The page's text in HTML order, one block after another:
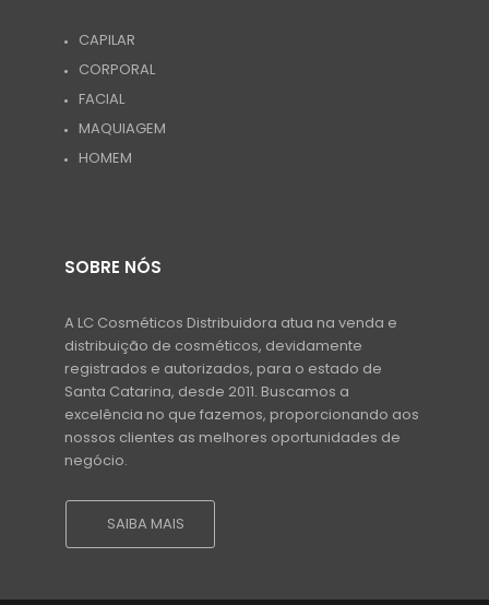
CAPILAR
CORPORAL
FACIAL
MAQUIAGEM
HOMEM
SOBRE NÓS
A LC Cosméticos Distribuidora atua na venda e
distribuição de cosméticos, devidamente
registrados e autorizados, para o estado de
Santa Catarina, desde 2011. Buscamos a
excelência no que fazemos, proporcionando aos
nossos clientes as melhores oportunidades de
negócio.
SAIBA MAIS